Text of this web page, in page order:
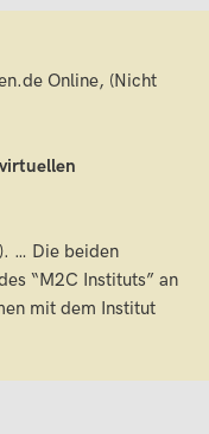
Online, (Nicht
… Die beiden
“M2C Instituts” an
mit dem Institut